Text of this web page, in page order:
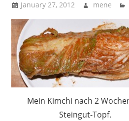
January 27, 2012 mene
Mein Kimchi nach 2
Steingut-Topf.